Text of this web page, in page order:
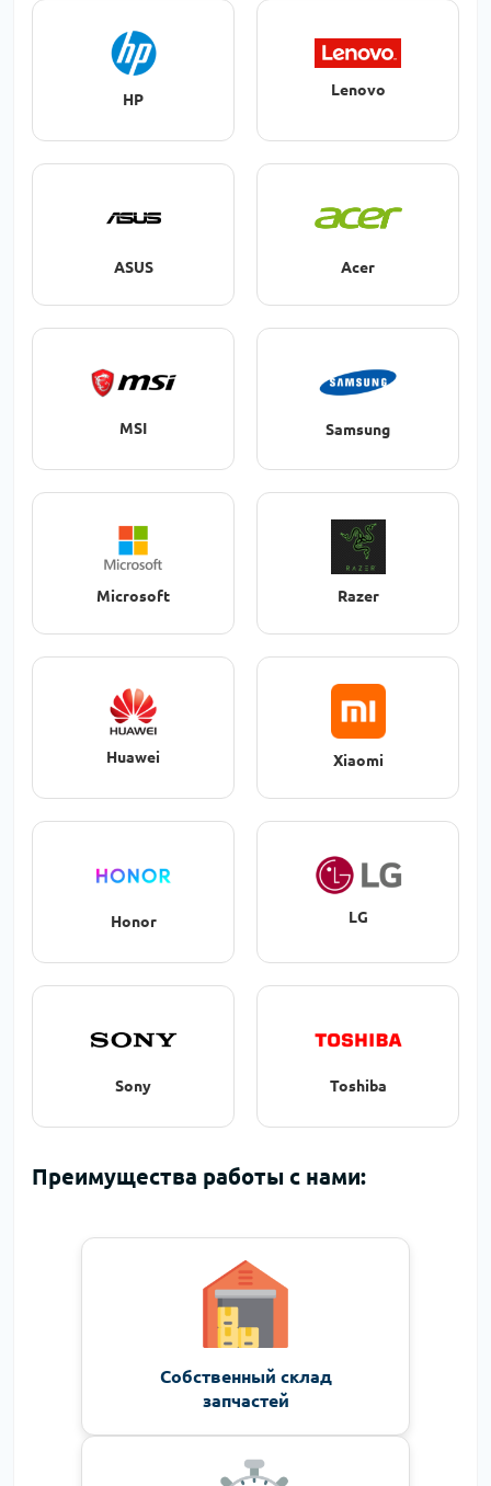
HP
Lenovo
ASUS Acer
MSI Samsung
Microsoft Razer
Huawei Xiaomi
Honor LG
Sony Toshiba
Преимущества работы с нами:
Собственный склад
запчастей